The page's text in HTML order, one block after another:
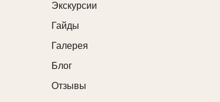
Экскурсии
Гайды
Галерея
Блог
Отзывы